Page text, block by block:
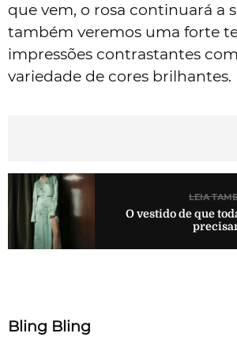
que vem, o rosa continuará a
também veremos uma forte
impressões contrastantes
variedade de cores brilhantes.
LEIA
O vestido de que
Bling Bling